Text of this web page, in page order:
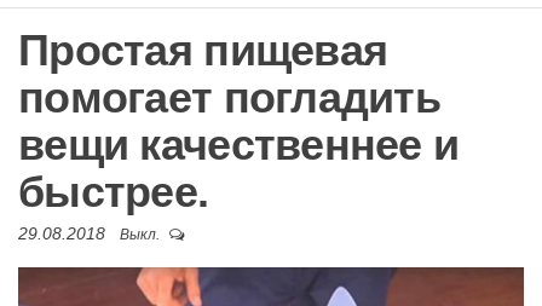
Простая пищевая
помогает погладить
вещи качественнее и
быстрее.
29.08.2018 Выкл.